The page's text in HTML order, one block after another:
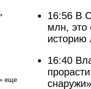
еще
16:56 В
млн, это
историю
16:40
снаружи»